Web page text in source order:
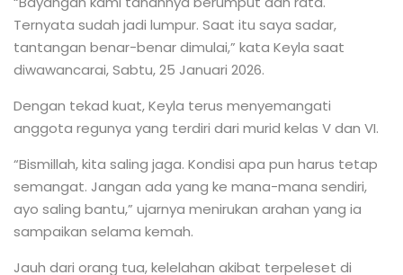
Ternyata sudah jadi lumpur. Saat itu saya sadar,
tantangan benar-benar dimulai,” kata Keyla saat
diwawancarai, Sabtu, 25 Januari 2026.
Dengan tekad kuat, Keyla terus menyemangati
anggota regunya yang terdiri dari murid kelas V dan VI.
“Bismillah, kita saling jaga. Kondisi apa pun harus tetap
semangat. Jangan ada yang ke mana-mana sendiri,
ayo saling bantu,” ujarnya menirukan arahan yang ia
sampaikan selama kemah.
Jauh dari orang tua, kelelahan akibat terpeleset di